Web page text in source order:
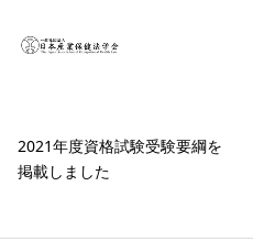
2021年度資格試験受験要綱を
掲載しました